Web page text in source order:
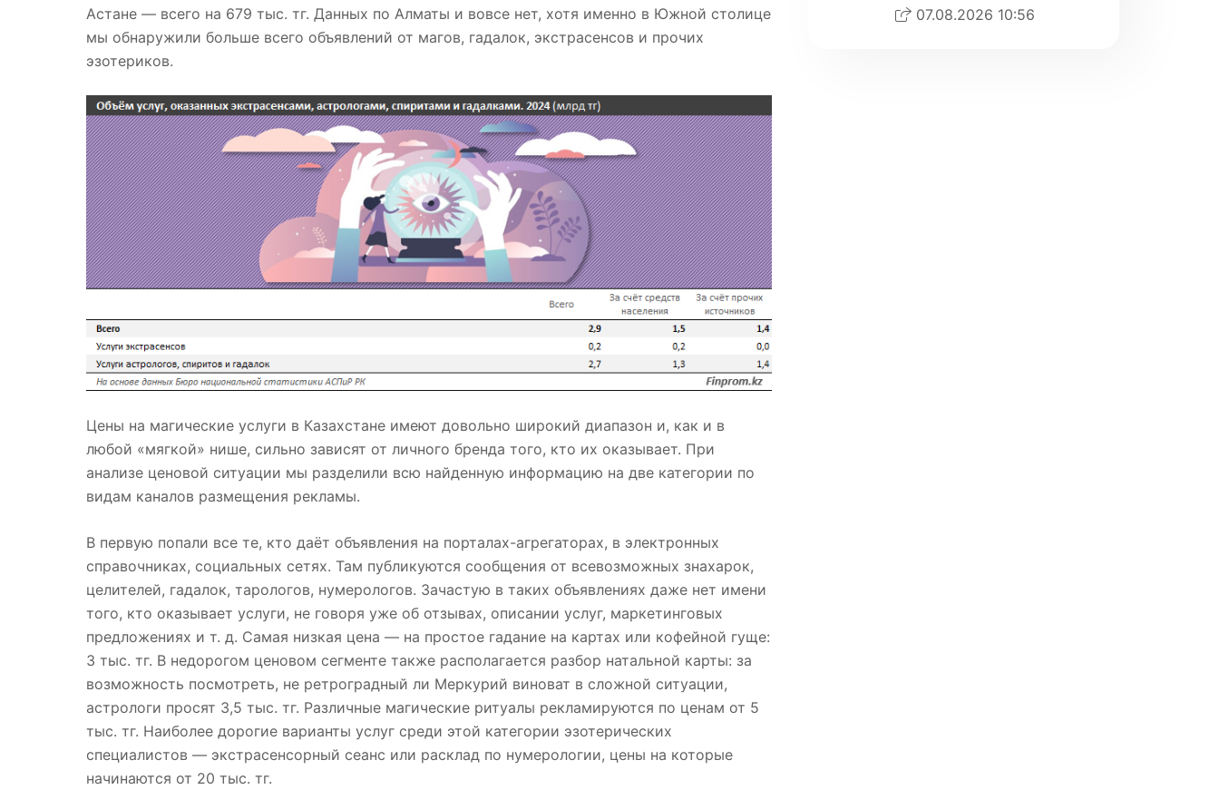
Астане — всего на 679 тыс. тг. Данных по Алматы и вовсе нет, хотя именно в Южной столице
мы обнаружили больше всего объявлений от магов, гадалок, экстрасенсов и прочих
эзотериков.
Цены на магические услуги в Казахстане имеют довольно широкий диапазон и, как и в
любой «мягкой» нише, сильно зависят от личного бренда того, кто их оказывает. При
анализе ценовой ситуации мы разделили всю найденную информацию на две категории по
видам каналов размещения рекламы.
В первую попали все те, кто даёт объявления на порталах-агрегаторах, в электронных
справочниках, социальных сетях. Там публикуются сообщения от всевозможных знахарок,
целителей, гадалок, тарологов, нумерологов. Зачастую в таких объявлениях даже нет имени
того, кто оказывает услуги, не говоря уже об отзывах, описании услуг, маркетинговых
предложениях и т. д. Самая низкая цена — на простое гадание на картах или кофейной гуще:
3 тыс. тг. В недорогом ценовом сегменте также располагается разбор натальной карты: за
возможность посмотреть, не ретроградный ли Меркурий виноват в сложной ситуации,
астрологи просят 3,5 тыс. тг. Различные магические ритуалы рекламируются по ценам от 5
тыс. тг. Наиболее дорогие варианты услуг среди этой категории эзотерических
специалистов — экстрасенсорный сеанс или расклад по нумерологии, цены на которые
начинаются от 20 тыс. тг.
07.08.2026 10:56